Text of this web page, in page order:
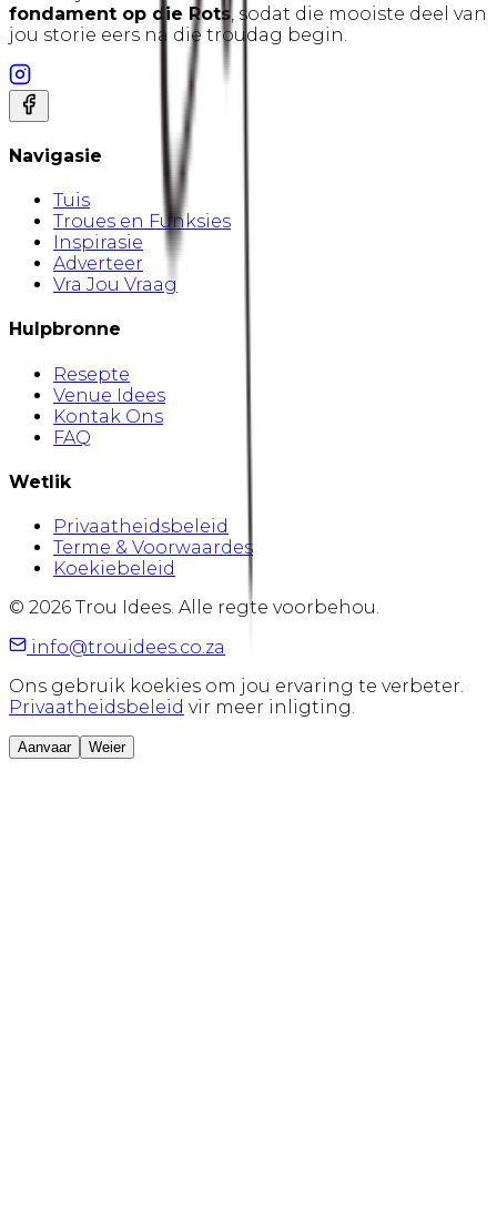
fondament op die Rots, sodat die mooiste deel van
jou storie eers ná die troudag begin.
Navigasie
Tuis
Troues en Funksies
Inspirasie
Adverteer
Vra Jou Vraag
Hulpbronne
Resepte
Venue Idees
Kontak Ons
FAQ
Wetlik
Privaatheidsbeleid
Terme & Voorwaardes
Koekiebeleid
© 2026 Trou Idees. Alle regte voorbehou.
info@trouidees.co.za
Ons gebruik koekies om jou ervaring te verbeter.
Privaatheidsbeleid vir meer inligting.
Aanvaar Weier